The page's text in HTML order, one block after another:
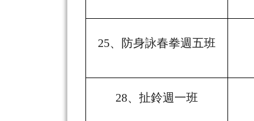
25、防身詠春拳週五班
28、扯鈴週一班